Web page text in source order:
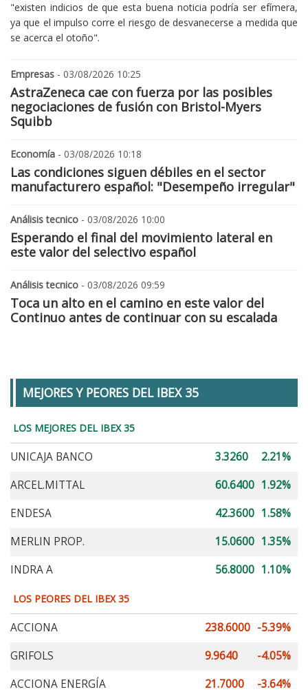
"existen indicios de que esta buena noticia podría ser efímera,
ya que el impulso corre el riesgo de desvanecerse a medida que
se acerca el otoño".
Empresas - 03/08/2026 10:25
AstraZeneca cae con fuerza por las posibles
negociaciones de fusión con Bristol-Myers
Squibb
Economía - 03/08/2026 10:18
Las condiciones siguen débiles en el sector
manufacturero español: "Desempeño irregular"
Análisis tecnico - 03/08/2026 10:00
Esperando el final del movimiento lateral en
este valor del selectivo español
Análisis tecnico - 03/08/2026 09:59
Toca un alto en el camino en este valor del
Continuo antes de continuar con su escalada
MEJORES Y PEORES DEL IBEX 35
LOS MEJORES DEL IBEX 35
UNICAJA BANCO 3.3260
2.21%
ARCEL.MITTAL
60.6400 1.92%
ENDESA
42.3600 1.58%
MERLIN PROP.
15.0600 1.35%
INDRA A
56.8000 1.10%
LOS PEORES DEL IBEX 35
ACCIONA 238.6000 -5.39%
GRIFOLS
9.9640
-4.05%
ACCIONA ENERGÍA
21.7000
-3.64%